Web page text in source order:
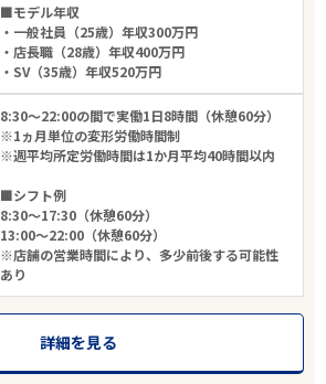
■モデル年収
・一般社員（25歳）年収300万円
・店長職（28歳）年収400万円
・SV（35歳）年収520万円
8:30～22:00の間で実働1日8時間（休憩60分）
※1ヵ月単位の変形労働時間制
※週平均所定労働時間は1か月平均40時間以内
■シフト例
8:30～17:30（休憩60分）
13:00～22:00（休憩60分）
※店舗の営業時間により、多少前後する可能性
あり
詳細を見る